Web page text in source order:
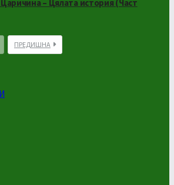
– Цялата история (Част
ПРЕДИШНА